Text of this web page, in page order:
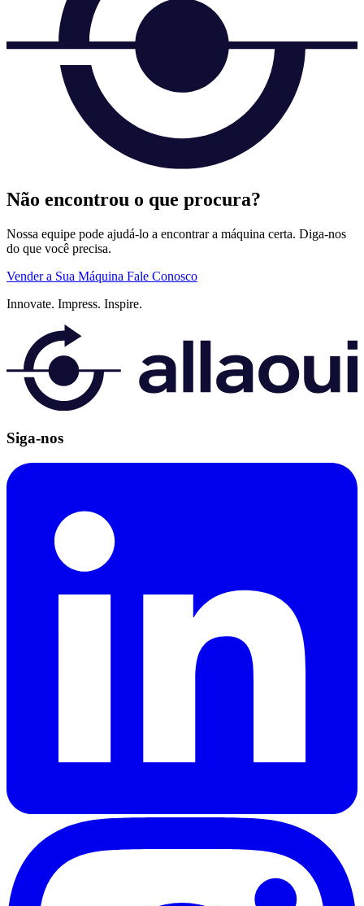
Não encontrou o que procura?
Nossa equipe pode ajudá-lo a encontrar a máquina certa. Diga-nos
do que você precisa.
Vender a Sua Máquina Fale Conosco
Innovate. Impress. Inspire.
Siga-nos